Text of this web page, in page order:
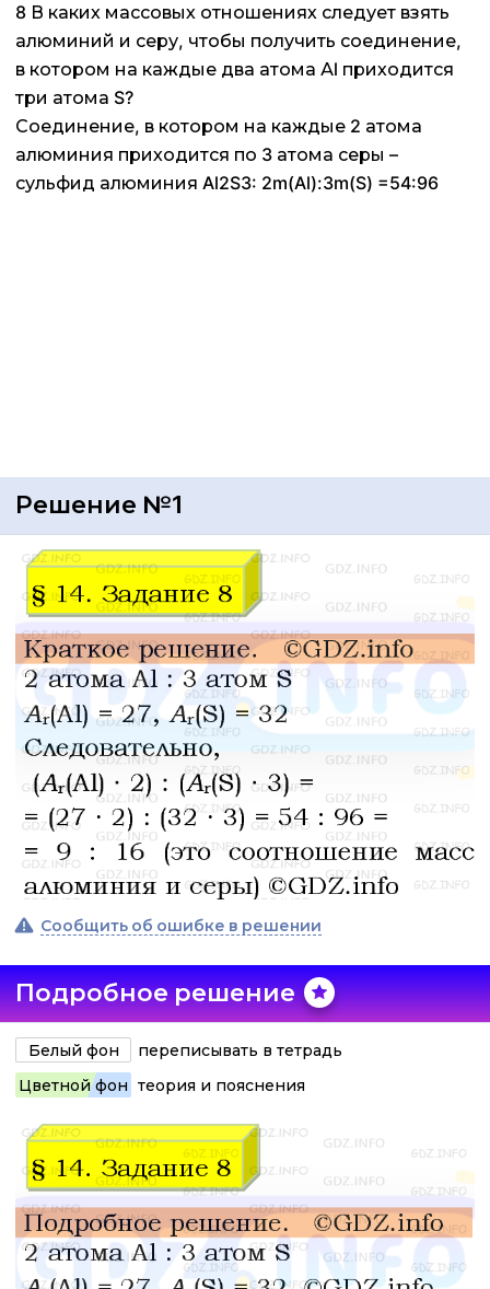
8 В каких массовых отношениях следует взять
алюминий и серу, чтобы получить соединение,
в котором на каждые два атома Аl приходится
три атома S?
Соединение, в котором на каждые 2 атома
алюминия приходится по 3 атома серы –
сульфид алюминия Al2S3: 2m(Al):3m(S) =54:96
Решение №1
Сообщить об ошибке в решении
Подробное решение
Белый фон
переписывать в тетрадь
Цветной фон теория и пояснения